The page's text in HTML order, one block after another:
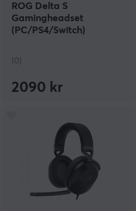
ROG Delta S
Gamingheadset
(PC/PS4/Switch)
(0)
2090 kr